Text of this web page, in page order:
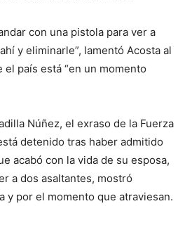
con una pistola para ver a
y eliminarle”, lamentó Acosta al
país está “en un momento
Núñez, el exraso de la Fuerza
detenido tras haber admitido
acabó con la vida de su esposa,
a dos asaltantes, mostró
y por el momento que atraviesan.